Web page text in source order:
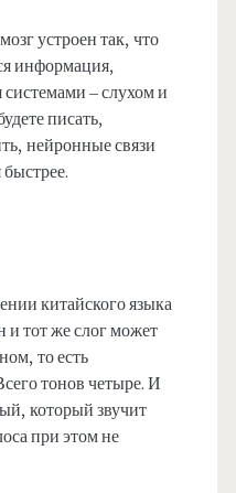
устроен так, что
информация,
системами – слухом и
писать,
нейронные связи
китайского языка
и тот же слог может
то есть
тонов четыре. И
который звучит
при этом не